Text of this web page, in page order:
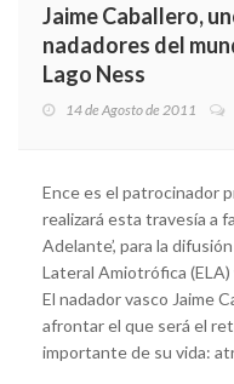
Jaime Caballero,
nadadores del
Lago Ness
14 de Agosto de 2011
Ence es el patrocinador
realizará esta travesía a
Adelante’, para la
Lateral Amiotrófica
El nadador vasco Jaime
afrontar el que será el
importante de su vida: